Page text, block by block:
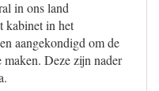
in ons land
kabinet in het
aangekondigd om de
Deze zijn nader